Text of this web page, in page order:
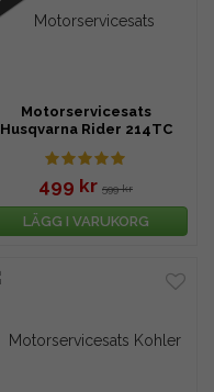
Motorservicesats
Husqvarna Rider 214TC
499 kr 599 kr
LÄGG I VARUKORG